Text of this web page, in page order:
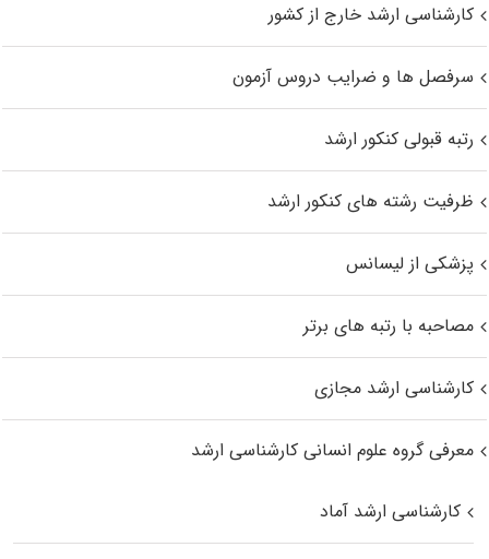
کارشناسی ارشد خارج از کشور
سرفصل ها و ضرایب دروس آزمون
رتبه قبولی کنکور ارشد
ظرفیت رشته های کنکور ارشد
پزشکی از لیسانس
مصاحبه با رتبه های برتر
کارشناسی ارشد مجازی
معرفی گروه علوم انسانی کارشناسی ارشد
کارشناسی ارشد آماد